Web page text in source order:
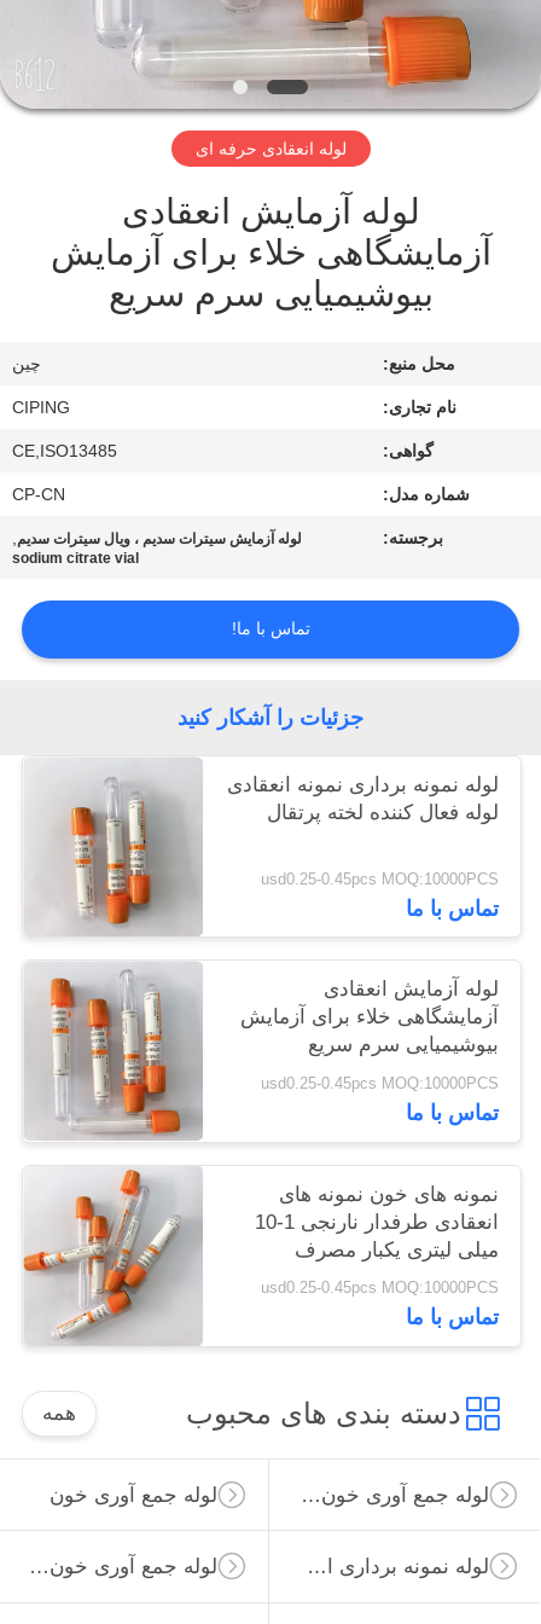
کنترل
کیفیت
بگیرید
نقشه
PRIVACY
POLICY
لوله انعقادی حرفه ای
لوله آزمایش انعقادی
آزمایشگاهی خلاء برای آزمایش
بیوشیمیایی سرم سریع
محل منبع: چین
نام تجاری: CIPING
گواهی: CE,ISO13485
شماره مدل: CP-CN
برجسته: لوله آزمایش سیترات سدیم ، ویال سیترات سدیم,
sodium citrate vial
تماس با ما!
جزئیات را آشکار کنید
لوله نمونه برداری نمونه انعقادی
لوله فعال کننده لخته پرتقال
usd0.25-0.45pcs MOQ:10000PCS
تماس با ما
لوله آزمایش انعقادی
آزمایشگاهی خلاء برای آزمایش
بیوشیمیایی سرم سریع
usd0.25-0.45pcs MOQ:10000PCS
تماس با ما
نمونه های خون نمونه های
انعقادی طرفدار نارنجی 1-10
میلی لیتری یکبار مصرف
usd0.25-0.45pcs MOQ:10000PCS
تماس با ما
دسته بندی های محبوب همه
لوله جمع آوری خون لوله جمع آوری خون خلاء
لوله جمع آوری خون غیر خلاء لوله نمونه برداری از ویروس